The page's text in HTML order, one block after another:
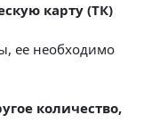
карту (ТК)
ее необходимо
количество,